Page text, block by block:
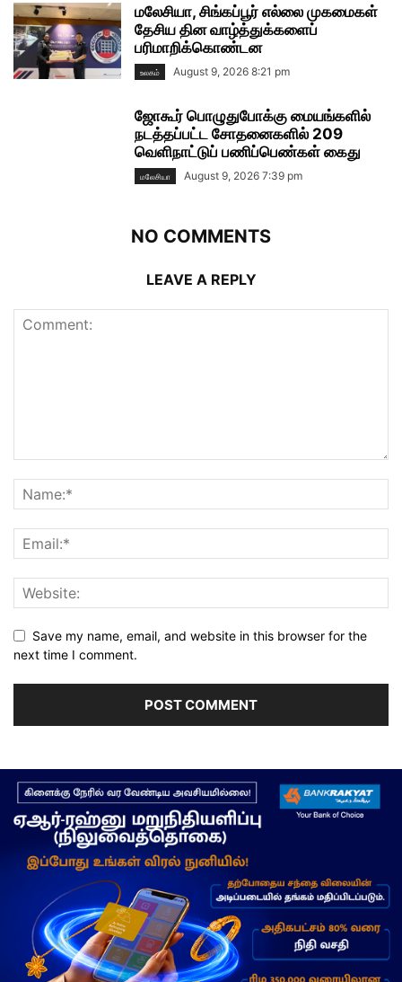
மலேசியா, சிங்கப்பூர் எல்லை முகமைகள்
தேசிய தின வாழ்த்துக்களைப்
பரிமாறிக்கொண்டன
உலகம் August 9, 2026 8:21 pm
ஜோகூர் பொழுதுபோக்கு மையங்களில்
நடத்தப்பட்ட சோதனைகளில் 209
வெளிநாட்டுப் பணிப்பெண்கள் கைது
மலேசியா August 9, 2026 7:39 pm
NO COMMENTS
LEAVE A REPLY
Save my name, email, and website in this browser for the
next time I comment.